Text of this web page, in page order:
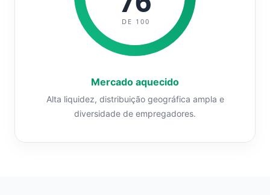
DE 100
Mercado aquecido
Alta liquidez, distribuição geográfica ampla e
diversidade de empregadores.